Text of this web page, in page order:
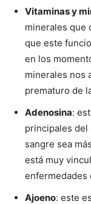
Vitaminas y
minerales que
que este
en los
minerales nos
prematuro de
Adenosina:
principales del
sangre sea
está muy
enfermedades
Ajoeno: este